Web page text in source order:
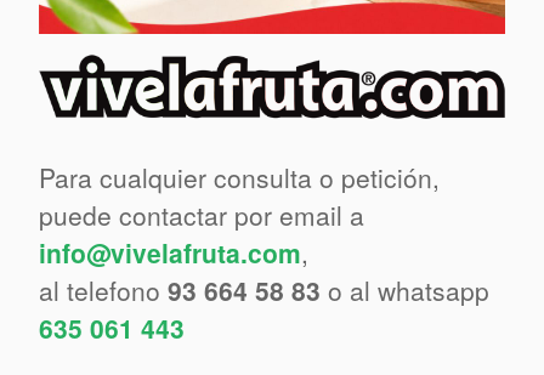
Para cualquier consulta o petición,
puede contactar por email a
info@vivelafruta.com,
al telefono 93 664 58 83 o al whatsapp
635 061 443